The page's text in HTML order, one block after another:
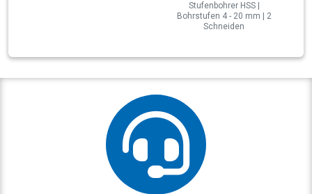
Stufenbohrer HSS |
Bohrstufen 4 - 20 mm | 2
Schneiden